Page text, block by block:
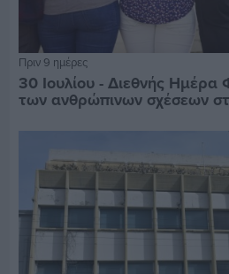
Πριν 9 ημέρες
30 Ιουλίου - Διεθνής Ημέρα
των ανθρώπινων σχέσεων